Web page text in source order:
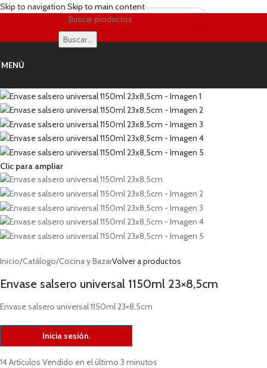
Skip to navigationSkip to main content
Buscar...
MENÚ
Clic para ampliar
Inicio/Catálogo/Cocina y BazarVolver a productos
Envase salsero universal 1150ml 23×8,5cm
Envase salsero universal 1150ml 23×8,5cm
Inicia sesión.
14Artículos Vendido en el último 3 minutos